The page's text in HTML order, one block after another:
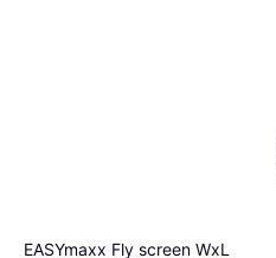
EASYmaxx Fly screen WxL